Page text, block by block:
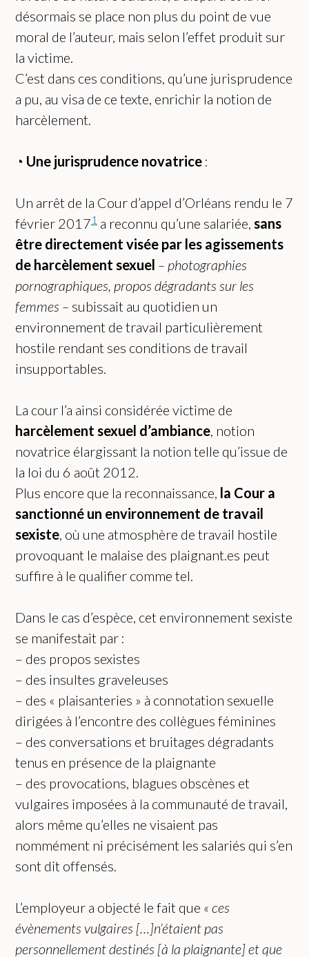
désormais se place non plus du point de vue
moral de l’auteur, mais selon l’effet produit sur
la victime.
C’est dans ces conditions, qu’une jurisprudence
a pu, au visa de ce texte, enrichir la notion de
harcèlement.
◔ Une jurisprudence novatrice :
Un arrêt de la Cour d’appel d’Orléans rendu le 7
février 20171 a reconnu qu’une salariée, sans
être directement visée par les agissements
de harcèlement sexuel – photographies
pornographiques, propos dégradants sur les
femmes – subissait au quotidien un
environnement de travail particulièrement
hostile rendant ses conditions de travail
insupportables.
La cour l’a ainsi considérée victime de
harcèlement sexuel d’ambiance, notion
novatrice élargissant la notion telle qu’issue de
la loi du 6 août 2012.
Plus encore que la reconnaissance, la Cour a
sanctionné un environnement de travail
sexiste, où une atmosphère de travail hostile
provoquant le malaise des plaignant.es peut
suffire à le qualifier comme tel.
Dans le cas d’espèce, cet environnement sexiste
se manifestait par :
– des propos sexistes
– des insultes graveleuses
– des « plaisanteries » à connotation sexuelle
dirigées à l’encontre des collègues féminines
– des conversations et bruitages dégradants
tenus en présence de la plaignante
– des provocations, blagues obscènes et
vulgaires imposées à la communauté de travail,
alors même qu’elles ne visaient pas
nommément ni précisément les salariés qui s’en
sont dit offensés.
L’employeur a objecté le fait que « ces
évènements vulgaires […]n’étaient pas
personnellement destinés [à la plaignante]et que